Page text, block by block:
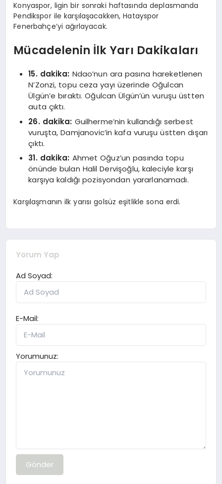
Konyaspor, ligin bir sonraki haftasında deplasmanda
Pendikspor ile karşılaşacakken, Hatayspor
Fenerbahçe’yi ağırlayacak.
Mücadelenin İlk Yarı Dakikaları
15. dakika: Ndao’nun ara pasına hareketlenen
N’Zonzi, topu ceza yayı üzerinde Oğulcan
Ülgün’e bıraktı. Oğulcan Ülgün’ün vuruşu üstten
auta çıktı.
26. dakika: Guilherme’nin kullandığı serbest
vuruşta, Damjanovic’in kafa vuruşu üstten dışarı
çıktı.
31. dakika: Ahmet Oğuz’un pasında topu
önünde bulan Halil Dervişoğlu, kaleciyle karşı
karşıya kaldığı pozisyondan yararlanamadı.
Karşılaşmanın ilk yarısı golsüz eşitlikle sona erdi.
Yorum Yap
Ad Soyad:
E-Mail:
Yorumunuz:
Gönder